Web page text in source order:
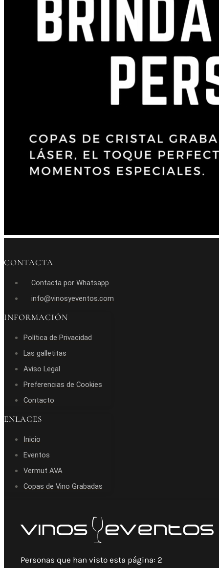
CONTACTA
Contacta por Whatsapp
info@vinosyeventos.com
INFORMACIÓN
Política de Privacidad
Las galletitas
Aviso Legal
Preferencias de Cookies
Contacto
ENLACES
Inicio
Eventos
Vermut AVA
Copas de Vino Grabadas
Personas que han visto esta página: 2